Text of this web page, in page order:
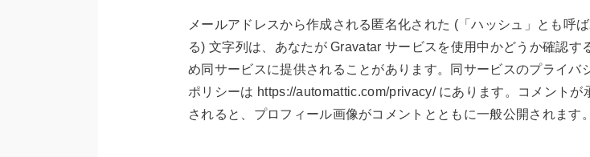
メールアドレスから作成される匿名化された (「ハッシュ」とも呼
る) 文字列は、あなたが Gravatar サービスを使用中かどうか確認す
め同サービスに提供されることがあります。同サービスのプライバ
ポリシーは https://automattic.com/privacy/ にあります。コメントが
されると、プロフィール画像がコメントとともに一般公開されます。